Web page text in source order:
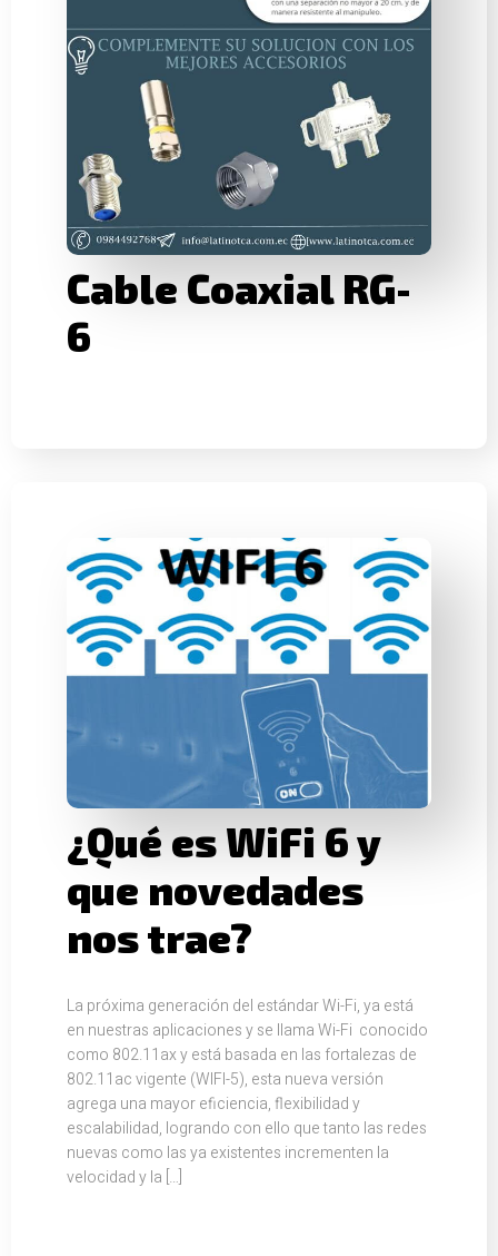
Cable Coaxial RG-
6
¿Qué es WiFi 6 y
que novedades
nos trae?
La próxima generación del estándar Wi-Fi, ya está
en nuestras aplicaciones y se llama Wi-Fi conocido
como 802.11ax y está basada en las fortalezas de
802.11ac vigente (WIFI-5), esta nueva versión
agrega una mayor eficiencia, flexibilidad y
escalabilidad, logrando con ello que tanto las redes
nuevas como las ya existentes incrementen la
velocidad y la […]